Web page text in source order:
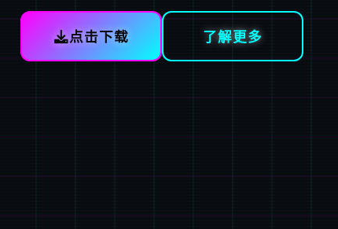
点击下载 了解更多